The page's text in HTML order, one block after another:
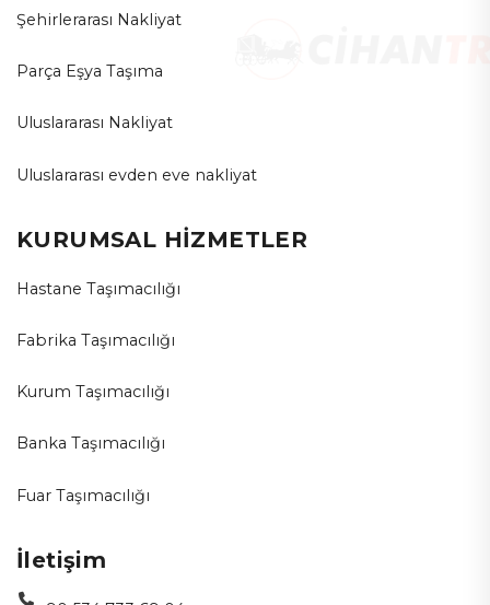
Şehirlerarası Nakliyat
Parça Eşya Taşıma
Uluslararası Nakliyat
Uluslararası evden eve nakliyat
KURUMSAL HİZMETLER
Hastane Taşımacılığı
Fabrika Taşımacılığı
Kurum Taşımacılığı
Banka Taşımacılığı
Fuar Taşımacılığı
İletişim